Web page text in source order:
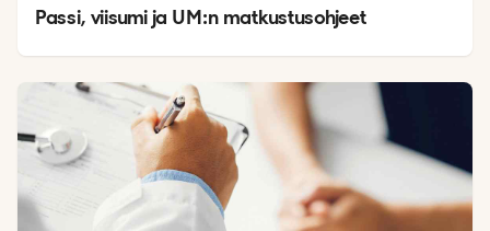
Passi, viisumi ja UM:n matkustusohjeet